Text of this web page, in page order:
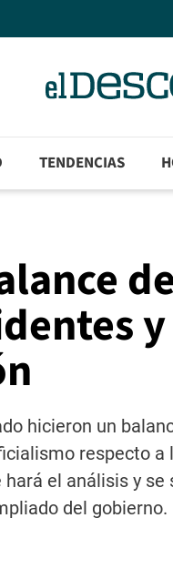
TENDENCIAS
hicieron un
respecto
el análisis y
del gobierno.